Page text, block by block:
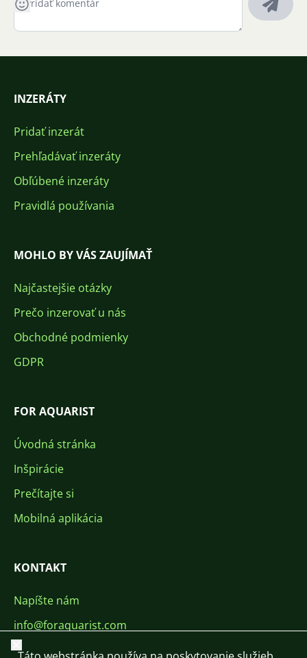
INZERÁTY
Pridať inzerát
Prehľadávať inzeráty
Obľúbené inzeráty
Pravidlá používania
MOHLO BY VÁS ZAUJÍMAŤ
Najčastejšie otázky
Prečo inzerovať u nás
Obchodné podmienky
GDPR
FOR AQUARIST
Úvodná stránka
Inšpirácie
Prečítajte si
Mobilná aplikácia
KONTAKT
Napíšte nám
info@foraquarist.com
+420 603 449 602
Zavrieť